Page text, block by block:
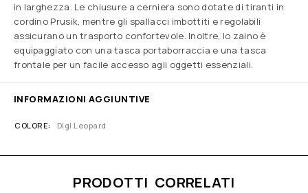
in larghezza. Le chiusure a cerniera sono dotate di tiranti in
cordino Prusik, mentre gli spallacci imbottiti e regolabili
assicurano un trasporto confortevole. Inoltre, lo zaino è
equipaggiato con una tasca portaborraccia e una tasca
frontale per un facile accesso agli oggetti essenziali.
INFORMAZIONI AGGIUNTIVE
COLORE Digi Leopard
PRODOTTI CORRELATI